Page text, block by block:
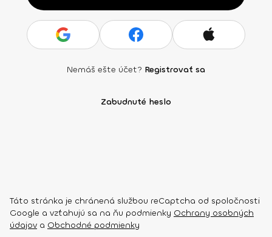
Nemáš ešte účet? Registrovať sa
Zabudnuté heslo
Táto stránka je chránená službou reCaptcha od spoločnosti
Google a vzťahujú sa na ňu podmienky Ochrany osobných
údajov a Obchodné podmienky